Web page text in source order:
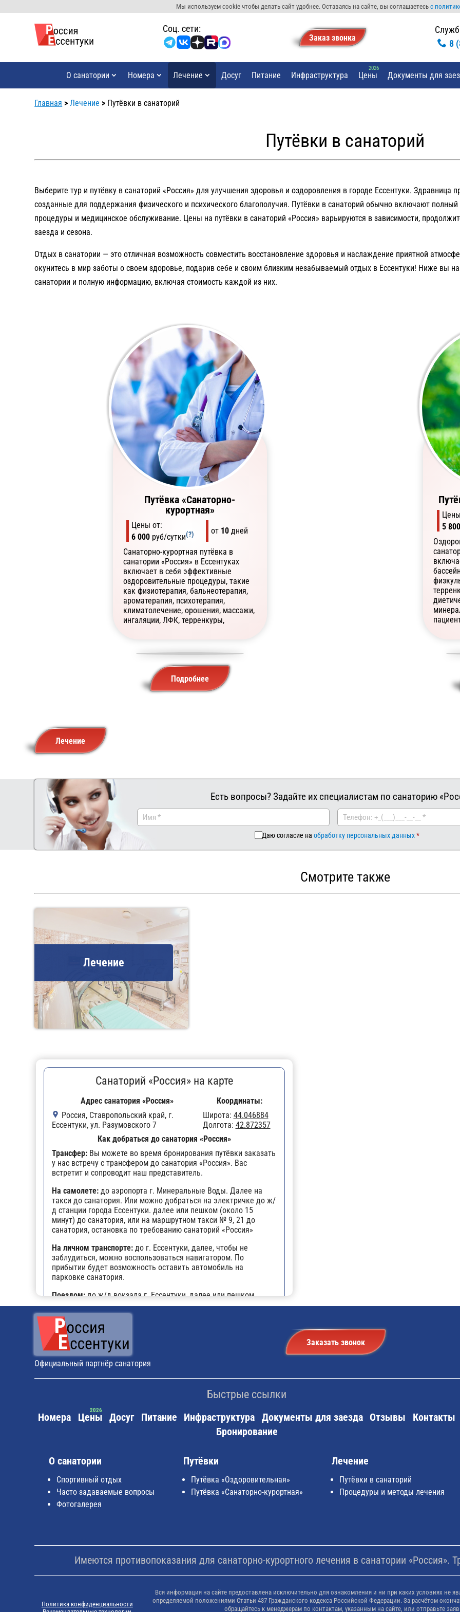
Мы используем cookie чтобы делать сайт удобнее. Оставаясь на сайте, вы соглашаетесьс
Cоц. сети:
Заказ звонкa
8
О санатории Номера Лечение Досуг Питание Инфраструктура Цены Документы для
Главная >Лечение > Путёвки в санаторий
Путёвки в санаторий
Выберите тур и путёвку в санаторий «Россия» для улучшения здоровья и оздоровления в городе Ессентуки. Здравница
созданные для поддержания физического и психического благополучия. Путёвки в санаторий обычно включают полный
процедуры и медицинское обслуживание. Цены на путёвки в санаторий «Россия» варьируются в зависимости,
заезда и сезона.
Отдых в санатории — это отличная возможность совместить восстановление здоровья и наслаждение приятной
окунитесь в мир заботы о своем здоровье, подарив себе и своим близким незабываемый отдых в Ессентуки! Ниже вы
санатории и полную информацию, включая стоимость каждой из них.
Путёвка «Санаторно-
курортная»
Цены от:
6 000 руб/сутки(?) от 10 дней
Санаторно-курортная путёвка в
санатории «Россия» в Ессентуках
включает в себя эффективные
оздоровительные процедуры, такие
как физиотерапия, бальнеотерапия,
ароматерапия, психотерапия,
климатолечение, орошения, массажи,
ингаляции, ЛФК, терренкуры,
Подробнее
5 800
Лечение
Есть вопросы? Задайте их специалистам по санаторию
Даю согласие на обработку персональных данных
Смотрите также
Лечение
Санаторий «Россия» на карте
Адрес санатория «Россия»
Россия, Ставропольский край, г.
Ессентуки, ул. Разумовского 7
Координаты:
Широта: 44.046884
Долгота: 42.872357
Как добраться до санатория «Россия»
Трансфер: Вы можете во время бронирования путёвки заказать
у нас встречу с трансфером до санатория «Россия». Вас
встретит и сопроводит наш представитель.
На самолете: до аэропорта г. Минеральные Воды. Далее на
такси до санатория. Или можно добраться на электричке до ж/
д станции города Ессентуки. далее или пешком (около 15
минут) до санатория, или на маршрутном такси № 9, 21 до
санатория, остановка по требованию санаторий «Россия»
На личном транспорте: до г. Ессентуки, далее, чтобы не
заблудиться, можно воспользоваться навигатором. По
прибытии будет возможность оставить автомобиль на
парковке санатория.
Поездом:до ж/д вокзала г. Ессентуки, далее или пешком
(около 15 минут) до санатория, или на маршрутном такси № 9,
21 до санатория, остановка по требованию санаторий «Россия».
Общественный транспорт:
маршрутное такси № 9, 21
Официальный партнёр санатория
Заказать звонок
Быстрые ссылки
Номера Цены Досуг Питание Инфраструктура Документы для заезда Отзывы
Контакты
Бронирование
О санатории
Спортивный отдых
Часто задаваемые вопросы
Фотогалерея
Путёвки
Путёвка «Оздоровительная»
Путёвка «Санаторно-курортная»
Лечение
Путёвки в санаторий
Процедуры и методы лечения
Имеются противопоказания для санаторно-курортного лечения в санатории «Россия».
Политика конфиденциальности
Вся информация на сайте предоставлена исключительно для ознакомления и ни при каких условиях не
определяемой положениями Статьи 437 Гражданского кодекса Российской Федерации. За расчётом
обращайтесь к менеджерам по контактам, указанным на сайте, или отправьте